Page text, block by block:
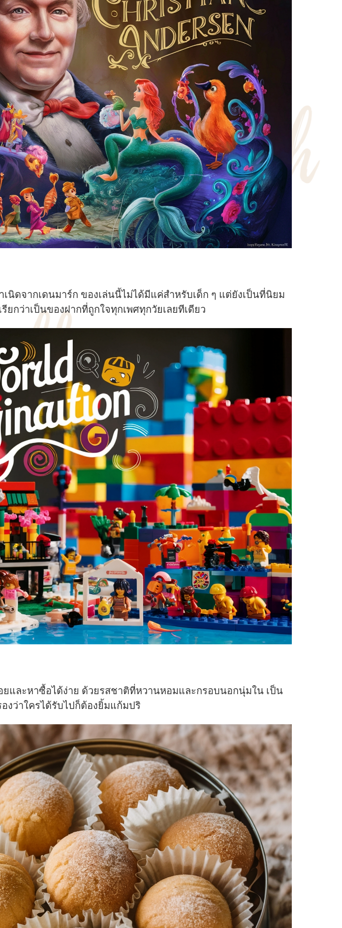
นิดจากเดนมาร์ก ของเล่นนี้ไม่ได้มีแค่สำหรับเด็ก ๆ แต่ยังเป็นที่นิยม
กว่าเป็นของฝากที่ถูกใจทุกเพศทุกวัยเลยทีเดียว
และหาซื้อได้ง่าย ด้วยรสชาติที่หวานหอมและกรอบนอกนุ่มใน เป็น
งว่าใครได้รับไปก็ต้องยิ้มแก้มปริ